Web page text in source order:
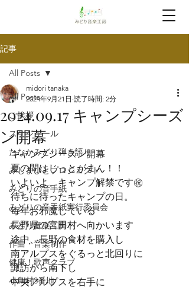
記事
All Posts
ご挨拶
スケジュール
たなかみどり弾き語り
みしまびとプロジェクト
みどりの音手紙
みどりの音手紙実行委員会
みどり音楽工房
作曲・音楽制作
健康！歌声クラブ
小鳥村3番地
All Posts
2024.09.17 ️キャンプシーズ
ン開幕️
midori tanaka
2024年9月21日 読了時間: 2分
️キャンプシーズン開幕️
夏の間はじっとがまん！！
いよいよ、キャンプ解禁です㊗️
待ちに待ったキャンプの日。
毎年お邪魔している
長野県の宮田村へ向かいます
途中、長野の食材を購入し
南アルプスをぐるっと北回りに
諏訪から南下し
中央アルプスを右手に